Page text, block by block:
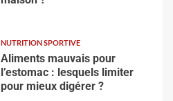
NUTRITION SPORTIVE
Aliments mauvais pour
l’estomac : lesquels limiter
pour mieux digérer ?